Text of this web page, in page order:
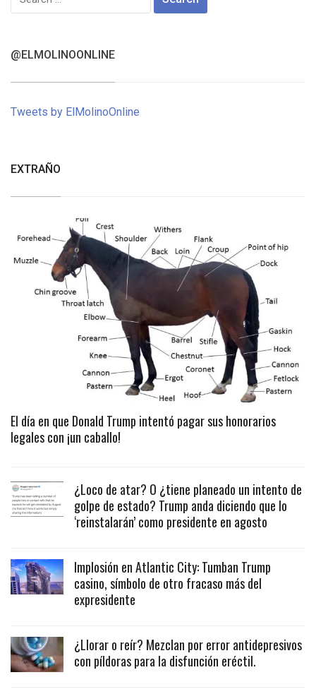
for:
@ELMOLINOONLINE
Tweets by ElMolinoOnline
EXTRAÑO
El día en que Donald Trump intentó pagar sus honorarios
legales con ¡un caballo!
¿Loco de atar? O ¿tiene planeado un intento de
golpe de estado? Trump anda diciendo que lo
‘reinstalarán’ como presidente en agosto
Implosión en Atlantic City: Tumban Trump
casino, símbolo de otro fracaso más del
expresidente
¿Llorar o reír? Mezclan por error antidepresivos
con píldoras para la disfunción eréctil.